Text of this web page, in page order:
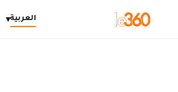
العربية▾